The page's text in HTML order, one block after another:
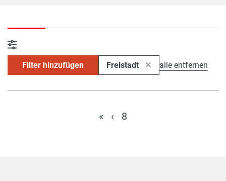
Filter hinzufügen Freistadt alle entfernen
« ‹ 8